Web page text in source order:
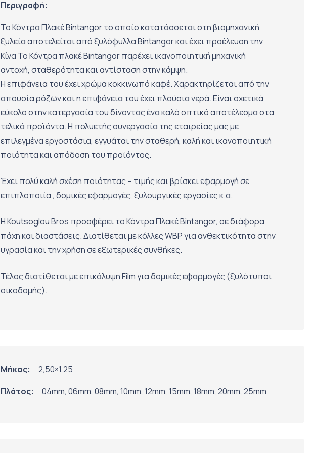
Περιγραφή:
Το Κόντρα Πλακέ Bintangor το οποίο κατατάσσεται στη βιομηχανική
ξυλεία αποτελείται από ξυλόφυλλα Bintangor και έχει προέλευση την
Κίνα Το Κόντρα πλακέ Bintangor παρέχει ικανοποιητική μηχανική
αντοχή, σταθερότητα και αντίσταση στην κάμψη.
Η επιφάνεια του έχει χρώμα κοκκινωπό καφέ. Χαρακτηρίζεται από την
απουσία ρόζων και η επιφάνεια του έχει πλούσια νερά. Είναι σχετικά
εύκολο στην κατεργασία του δίνοντας ένα καλό οπτικό αποτέλεσμα στα
τελικά προϊόντα. Η πολυετής συνεργασία της εταιρείας μας με
επιλεγμένα εργοστάσια, εγγυάται την σταθερή, καλή και ικανοποιητική
ποιότητα και απόδοση του προϊόντος.
Έχει πολύ καλή σχέση ποιότητας – τιμής και βρίσκει εφαρμογή σε
επιπλοποιία , δομικές εφαρμογές, ξυλουργικές εργασίες κ.α.
Η Koutsoglou Bros προσφέρει το Κόντρα Πλακέ Bintangor, σε διάφορα
πάχη και διαστάσεις. Διατίθεται με κόλλες WBP για ανθεκτικότητα στην
υγρασία και την χρήση σε εξωτερικές συνθήκες.
Τέλος διατίθεται με επικάλυψη Film για δομικές εφαρμογές (ξυλότυποι
οικοδομής).
Μήκος:
2,50×1,25
Πλάτος:
04mm, 06mm, 08mm, 10mm, 12mm, 15mm, 18mm, 20mm, 25mm